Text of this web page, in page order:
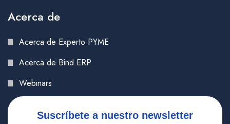
Acerca de
Acerca de Experto PYME
Acerca de Bind ERP
Webinars
Suscríbete a nuestro newsletter